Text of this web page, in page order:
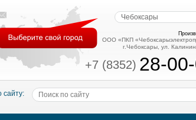
сайту:
Чебоксары
ООО «ПКП
г.Чебоксары, ул.
+7 (8352) 28-